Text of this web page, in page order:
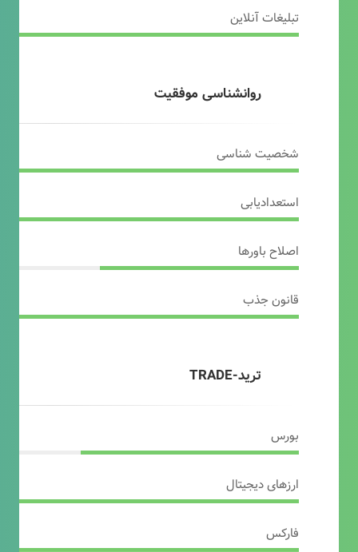
تبلیغات آنلاین
روانشناسی موفقیت
شخصیت شناسی
استعدادیابی
اصلاح باورها
قانون جذب
ترید-TRADE
بورس
ارزهای دیجیتال
فارکس